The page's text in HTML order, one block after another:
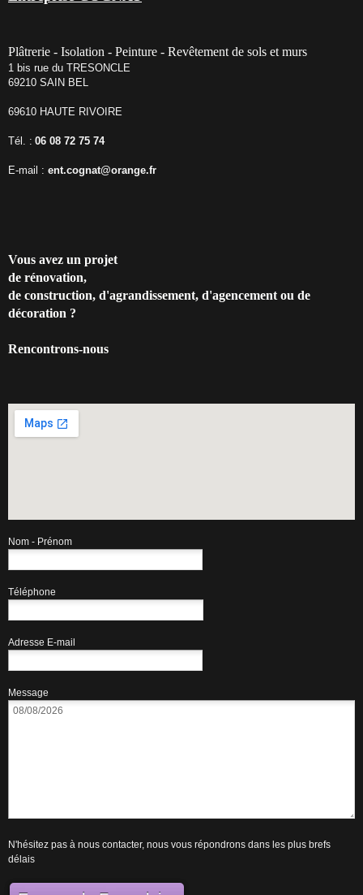
Plâtrerie - Isolation - Peinture - Revêtement de sols et murs
1 bis rue du TRESONCLE
69210 SAIN BEL
69610 HAUTE RIVOIRE
Tél. : 06 08 72 75 74
E-mail : ent.cognat@orange.fr
Vous avez un projet
de rénovation,
de construction, d'agrandissement, d'agencement ou de
décoration ?
Rencontrons-nous
Nom - Prénom
Téléphone
Adresse E-mail
Message
N'hésitez pas à nous contacter, nous vous répondrons dans les plus brefs
délais